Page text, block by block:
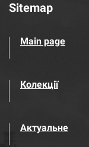
Sitemap
Main page
Колекції
Актуальне